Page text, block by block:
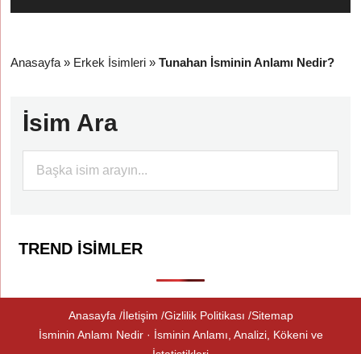
Anasayfa » Erkek İsimleri »Tunahan İsminin Anlamı Nedir?
İsim Ara
TREND İSIMLER
Anasayfa İletişim Gizlilik Politikası Sitemap
İsminin Anlamı Nedir · İsminin Anlamı, Analizi, Kökeni ve